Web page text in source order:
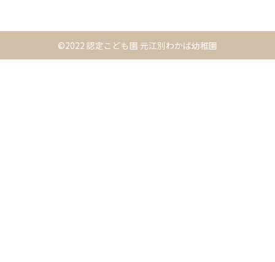
©2022 認定こども園 元江別わかば幼稚園